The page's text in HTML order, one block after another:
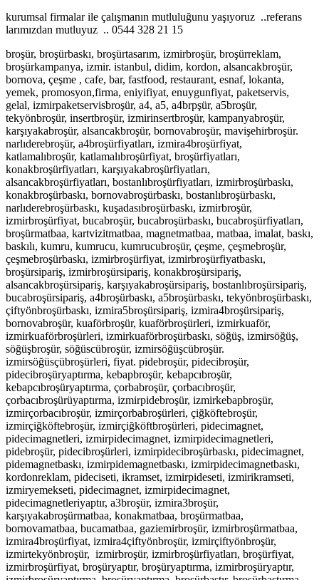
kurumsal firmalar ile çalışmanın mutluluğunu yaşıyoruz ..referans
larımızdan mutluyuz .. 0544 328 21 15
broşür, broşürbaskı, broşürtasarım, izmirbroşür, broşürreklam,
broşürkampanya, izmir. istanbul, didim, kordon, alsancakbroşür,
bornova, çeşme , cafe, bar, fastfood, restaurant, esnaf, lokanta,
yemek, promosyon,firma, eniyifiyat, enuygunfiyat, paketservis,
gelal, izmirpaketservisbroşür, a4, a5, a4brpşür, a5broşür,
tekyönbroşür, insertbroşür, izmirinsertbroşür, kampanyabroşür,
karşıyakabroşür, alsancakbroşür, bornovabroşür, mavişehirbroşür.
narlıderebroşür, a4broşürfiyatları, izmira4broşürfiyat,
katlamalıbroşür, katlamalıbroşürfiyat, broşürfiyatları,
konakbroşürfiyatları, karşıyakabroşürfiyatları,
alsancakbroşürfiyatları, bostanlıbroşürfiyatları, izmirbroşürbaskı,
konakbroşürbaskı, bornovabroşürbaskı, bostanlıbroşürbaskı,
narlıderebroşürbaskı, kuşadasıbroşürbaskı, izmirbroşür,
izmirbroşürfiyat, bucabroşür, bucabroşürbaskı, bucabroşürfiyatları,
broşürmatbaa, kartvizitmatbaa, magnetmatbaa, matbaa, imalat, baskı,
baskılı, kumru, kumrucu, kumrucubroşür, çeşme, çeşmebroşür,
çeşmebroşürbaskı, izmirbroşürfiyat, izmirbroşürfiyatbaskı,
broşürsipariş, izmirbroşürsipariş, konakbroşürsipariş,
alsancakbroşürsipariş, karşıyakabroşürsipariş, bostanlıbroşürsipariş,
bucabroşürsipariş, a4broşürbaskı, a5broşürbaskı, tekyönbroşürbaskı,
çiftyönbroşürbaskı, izmira5broşürsipariş, izmira4broşürsipariş,
bornovabroşür, kuaförbroşür, kuaförbroşürleri, izmirkuaför,
izmirkuaförbroşürleri, izmirkuaförbroşürbaskı, söğüş, izmirsöğüş,
söğüşbroşür, söğüscübroşür, izmirsöğüşcübroşür.
izmirsöğüsçübroşürleri, fiyat. pidebroşür, pidecibroşür,
pidecibroşüryaptırma, kebapbroşür, kebapcıbroşür,
kebapcıbroşüryaptırma, çorbabroşür, çorbacıbroşür,
çorbacıbroşürüyaptırma, izmirpidebroşür, izmirkebapbroşür,
izmirçorbacıbroşür, izmirçorbabroşürleri, çiğköftebroşür,
izmirçiğköftebroşür, izmirçiğköftbroşürleri, pidecimagnet,
pidecimagnetleri, izmirpidecimagnet, izmirpidecimagnetleri,
pidebroşür, pidecibroşürleri, izmirpidecibroşürbaskı, pidecimagnet,
pidemagnetbaskı, izmirpidemagnetbaskı, izmirpidecimagnetbaskı,
kordonreklam, pideciseti, ikramset, izmirpideseti, izmirikramseti,
izmiryemekseti, pidecimagnet, izmirpidecimagnet,
pidecimagnetleriyaptır, a3broşür, izmira3broşür,
karşıyakabroşürmatbaa, konakmatbaa, broşürmatbaa,
bornovamatbaa, bucamatbaa, gaziemirbroşür, izmirbroşürmatbaa,
izmira4broşürfiyat, izmira4çiftyönbroşür, izmirçiftyönbroşür,
izmirtekyönbroşür, izmirbroşür, izmirbroşürfiyatları, broşürfiyat,
izmirbroşürfiyat, broşüryaptır, broşüryaptırma, izmirbroşüryaptır,